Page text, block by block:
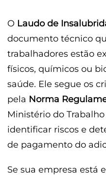
O Laudo de
documento técnico
trabalhadores estão
físicos, químicos ou
saúde. Ele segue os
pela Norma
Ministério do
identificar riscos e
de pagamento do
Se sua empresa está